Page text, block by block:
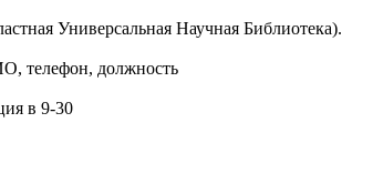
Универсальная Научная Библиотека).
телефон, должность
в 9-30